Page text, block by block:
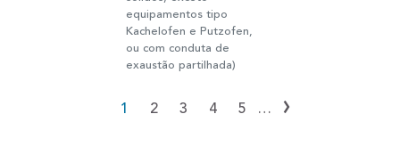
equipamentos tipo
Kachelofen e Putzofen,
ou com conduta de
exaustão partilhada)
1 2 3 4 5 … ›